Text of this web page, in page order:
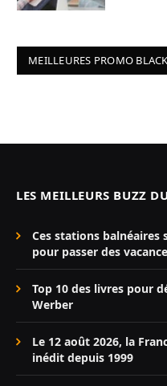
MEILLEURES PROMO
LES MEILLEURS BUZZ
Ces stations balnéaires
pour passer des
Top 10 des livres pour
Werber
Le 12 août 2026, la
inédit depuis 1999